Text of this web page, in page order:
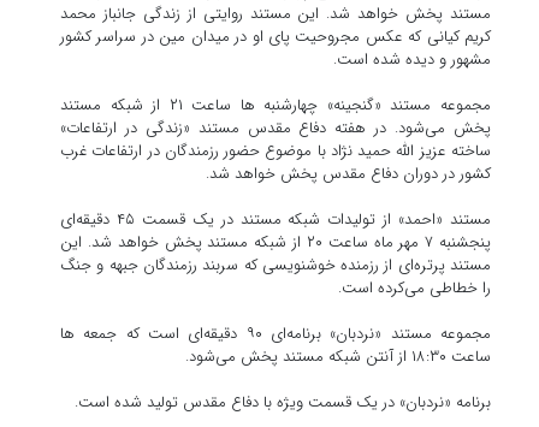
مستند پخش خواهد شد. این مستند روایتی از زندگی جانباز محمد
کریم کیانی که عکس مجروحیت پای او در میدان مین در سراسر کشور
مشهور و دیده شده است.
مجموعه مستند «گنجینه» چهارشنبه ها ساعت ۲۱ از شبکه مستند
پخش می‌شود. در هفته دفاع مقدس مستند «زندگی در ارتفاعات»
ساخته عزیز الله حمید نژاد با موضوع حضور رزمندگان در ارتفاعات غرب
کشور در دوران دفاع مقدس پخش خواهد شد.
مستند «احمد» از تولیدات شبکه مستند در یک قسمت ۴۵ دقیقه‌ای
پنجشنبه ۷ مهر ماه ساعت ۲۰ از شبکه مستند پخش خواهد شد. این
مستند پرتره‌ای از رزمنده خوشنویسی که سربند رزمندگان جبهه و جنگ
را خطاطی می‌کرده است.
مجموعه مستند «نردبان» برنامه‌ای ۹۰ دقیقه‌ای است که جمعه ها
ساعت ۱۸:۳۰ از آنتن شبکه مستند پخش می‌شود.
برنامه «نردبان» در یک قسمت ویژه با دفاع مقدس تولید شده است.